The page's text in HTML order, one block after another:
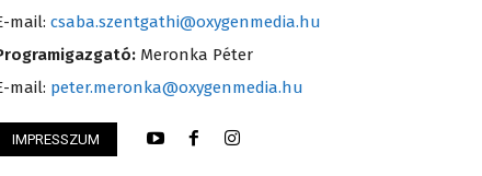
könyvelési asszisztens
mail: csaba.szentgathi@oxygenmedia.hu
Meronka Péter
mail: peter.meronka@oxygenmedia.hu
IMPRESSZUM